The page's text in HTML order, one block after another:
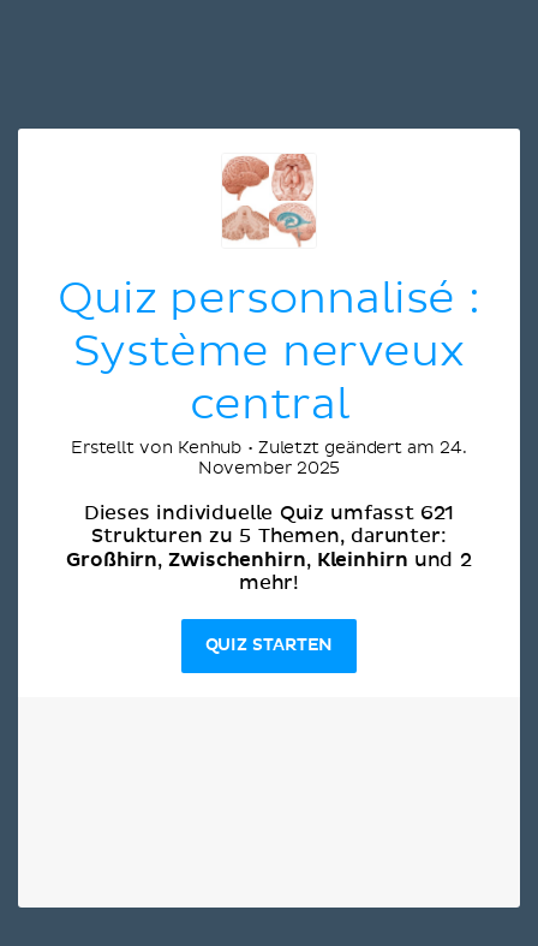
Quiz personnalisé :
Système nerveux
central
Erstellt von Kenhub • Zuletzt geändert am 24.
November 2025
Dieses individuelle Quiz umfasst 621
Strukturen zu 5 Themen, darunter:
Großhirn,Zwischenhirn, Kleinhirn und 2
mehr!
QUIZ STARTEN